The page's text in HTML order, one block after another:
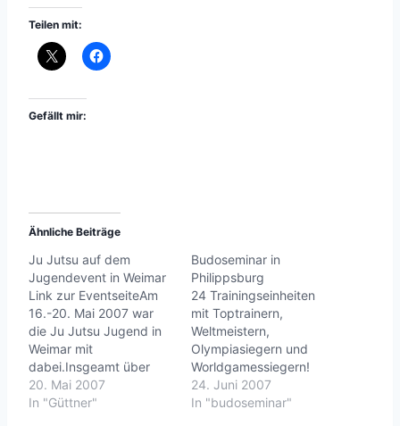
Teilen mit:
Gefällt mir:
Ähnliche Beiträge
Ju Jutsu auf dem
Jugendevent in Weimar
Link zur EventseiteAm
16.-20. Mai 2007 war
die Ju Jutsu Jugend in
Weimar mit
dabei.Insgeamt über
3000 Teilnehmer aus
dem ganzen
20. Mai 2007
In "Güttner"
Budoseminar in
Philippsburg
24 Trainingseinheiten
mit Toptrainern,
Weltmeistern,
Olympiasiegern und
Worldgamessiegern!
Etwa 200 Ju Jutsu Ka
waren am 23. Juni 2007
24. Juni 2007
In "budoseminar"